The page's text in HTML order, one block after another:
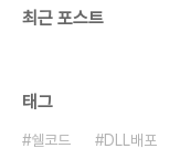
최근 포스트
태그
쉘코드 DLL배포